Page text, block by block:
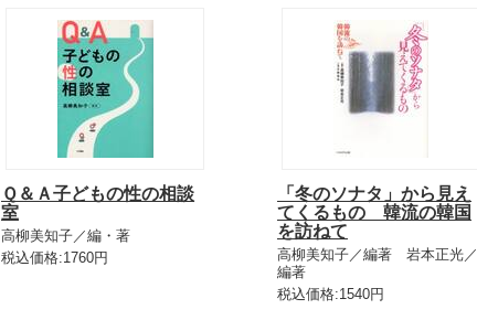
Ｑ＆Ａ子どもの性の相談
室
高柳美知子／編・著
税込価格:1760円
「冬のソナタ」から見え
てくるもの 韓流の韓国
を訪ねて
高柳美知子／編著 岩本正光／
編著
税込価格:1540円